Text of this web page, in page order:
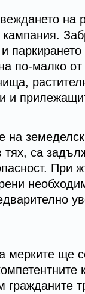
на
по-малко
и
на
са
При
мерките ще